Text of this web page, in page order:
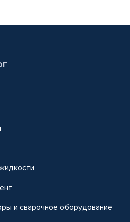
и сварочное оборудование